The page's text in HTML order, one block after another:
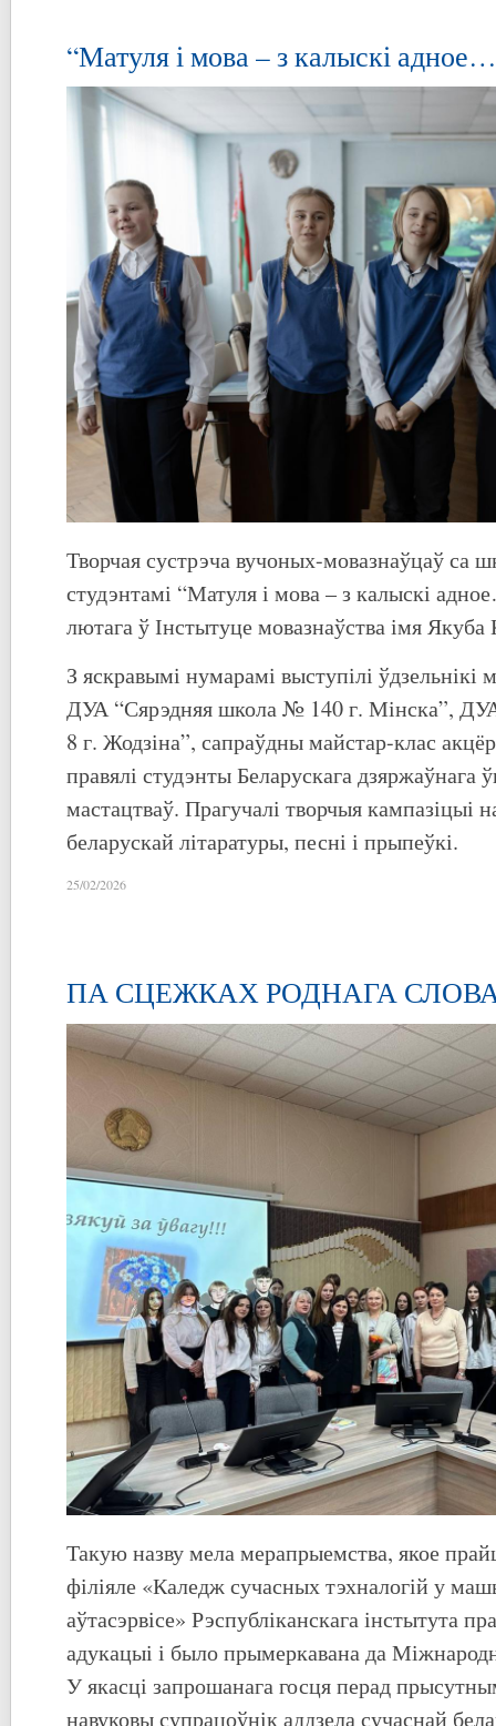
“Матуля і мова – з калыскі
Творчая сустрэча вучоных-мовазнаўцаў са
студэнтамі “Матуля і мова – з калыскі
лютага ў Інстытуце мовазнаўства імя Якуба
З яскравымі нумарамі выступілі ўдзельнікі
ДУА “Сярэдняя школа № 140 г. Мінска”,
8 г. Жодзіна”, сапраўдны майстар-клас
правялі студэнты Беларускага дзяржаўнага
мастацтваў. Прагучалі творчыя кампазіцыі
беларускай літаратуры, песні і прыпеўкі.
25/02/2026
ПА СЦЕЖКАХ РОДНАГА
Такую назву мела мерапрыемства, якое
філіяле «Каледж сучасных тэхналогій у
аўтасэрвісе» Рэспубліканскага інстытута
адукацыі і было прымеркавана да
У якасці запрошанага госця перад
навуковы супрацоўнік аддзела сучаснай